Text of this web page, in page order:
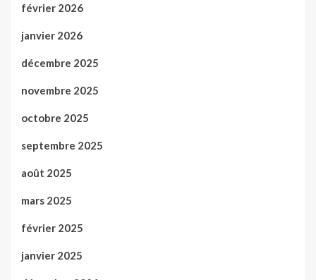
février 2026
janvier 2026
décembre 2025
novembre 2025
octobre 2025
septembre 2025
août 2025
mars 2025
février 2025
janvier 2025